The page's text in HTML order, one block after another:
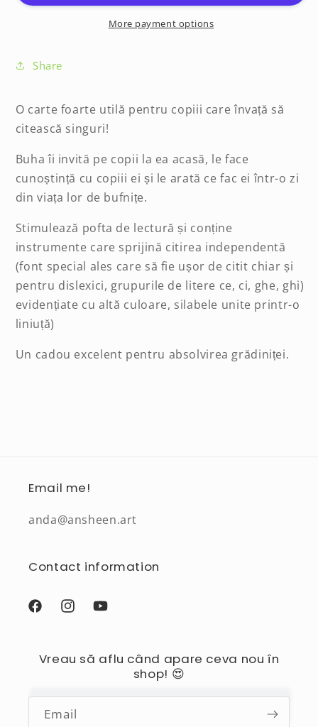
6-
6-
More payment options
Share
O carte foarte utilă pentru copiii care învață să
citească singuri!
Buha îi invită pe copii la ea acasă, le face
cunoștință cu copiii ei și le arată ce fac ei într-o zi
din viața lor de bufnițe.
Stimulează pofta de lectură și conține
instrumente care sprijină citirea independentă
(font special ales care să fie ușor de citit chiar și
pentru dislexici, grupurile de litere ce, ci, ghe, ghi)
evidențiate cu altă culoare, silabele unite printr-o
liniuță)
Un cadou excelent pentru absolvirea grădiniței.
Email me!
anda@ansheen.art
Contact information
FacebookInstagramYouTube
Vreau să aflu când apare ceva nou în
shop! 😍
Email